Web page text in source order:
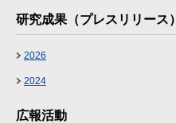
研究成果（プレスリリース）
2026
2024
広報活動